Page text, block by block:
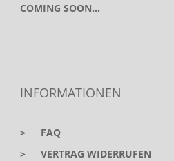
COMING SOON...
INFORMATIONEN
>
FAQ
>
VERTRAG WIDERRUFEN